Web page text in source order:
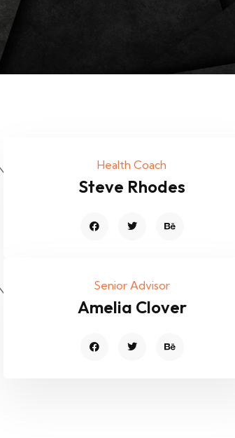
Health Coach
Steve Rhodes
Senior Advisor
Amelia Clover